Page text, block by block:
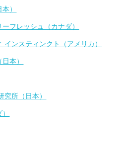
）
フレッシュ（カナダ）
インスティンクト（アメリカ）
本）
究所（日本）